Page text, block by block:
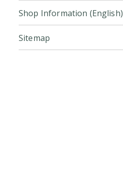
Shop Information (English)
Sitemap